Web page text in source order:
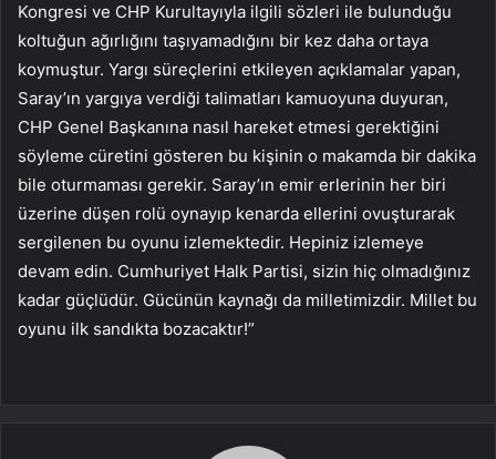
Kongresi ve CHP Kurultayıyla ilgili sözleri ile bulunduğu
koltuğun ağırlığını taşıyamadığını bir kez daha ortaya
koymuştur. Yargı süreçlerini etkileyen açıklamalar yapan,
Saray’ın yargıya verdiği talimatları kamuoyuna duyuran,
CHP Genel Başkanına nasıl hareket etmesi gerektiğini
söyleme cüretini gösteren bu kişinin o makamda bir dakika
bile oturmaması gerekir. Saray’ın emir erlerinin her biri
üzerine düşen rolü oynayıp kenarda ellerini ovuşturarak
sergilenen bu oyunu izlemektedir. Hepiniz izlemeye
devam edin. Cumhuriyet Halk Partisi, sizin hiç olmadığınız
kadar güçlüdür. Gücünün kaynağı da milletimizdir. Millet bu
oyunu ilk sandıkta bozacaktır!”